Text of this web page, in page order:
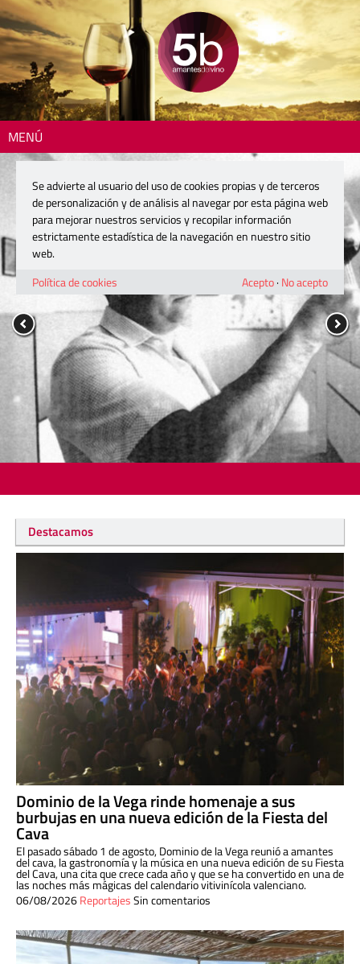
MENÚ
Destacamos
Dominio de la Vega rinde homenaje a sus
burbujas en una nueva edición de la Fiesta del
Cava
El pasado sábado 1 de agosto, Dominio de la Vega reunió a amantes
del cava, la gastronomía y la música en una nueva edición de su Fiesta
del Cava, una cita que crece cada año y que se ha convertido en una de
las noches más mágicas del calendario vitivinícola valenciano.
06/08/2026ReportajesSin comentarios
Se advierte al usuario del uso de cookies propias y de terceros
de personalización y de análisis al navegar por esta página web
para mejorar nuestros servicios y recopilar información
estrictamente estadística de la navegación en nuestro sitio
web.
Política de cookies
Acepto· No acepto